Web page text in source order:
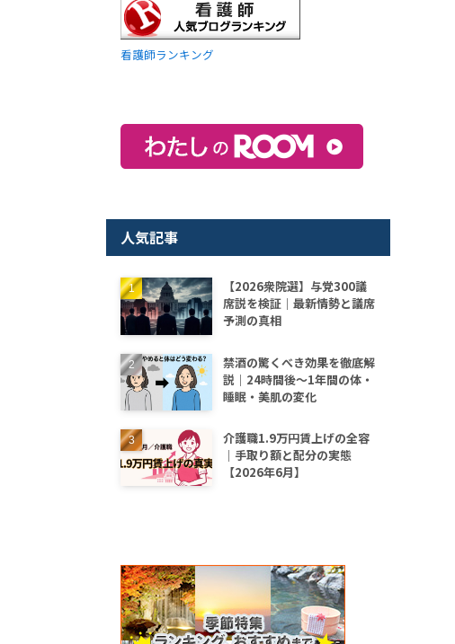
看護師ランキング
人気記事
【2026衆院選】与党300議
席説を検証｜最新情勢と議席
予測の真相
禁酒の驚くべき効果を徹底解
説｜24時間後〜1年間の体・
睡眠・美肌の変化
介護職1.9万円賃上げの全容
｜手取り額と配分の実態
【2026年6月】